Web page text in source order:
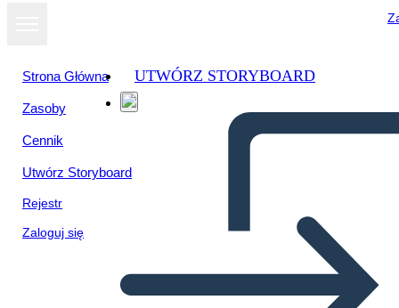
Strona Główna
Zasoby
Cennik
Utwórz Storyboard
Rejestr
Zaloguj się
UTWÓRZ STORYBOARD